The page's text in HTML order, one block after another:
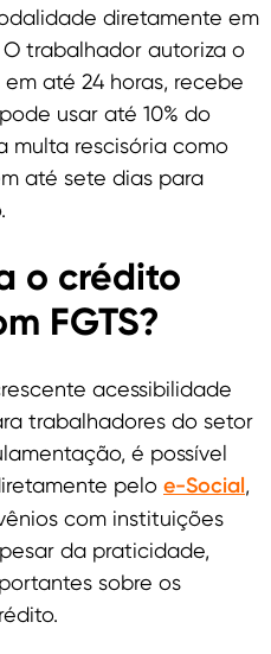
diretamente em
trabalhador autoriza o
até 24 horas, recebe
usar até 10% do
multa rescisória como
até sete dias para
o crédito
FGTS?
acessibilidade
trabalhadores do setor
é possível
pelo e-Social,
com instituições
da praticidade,
sobre os